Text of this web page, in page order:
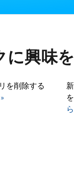
興味を
を削除する